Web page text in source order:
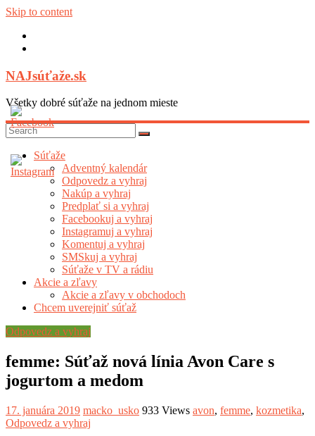
Skip to content
NAJsúťaže.sk
Všetky dobré súťaže na jednom mieste
Súťaže
Adventný kalendár
Odpovedz a vyhraj
Nakúp a vyhraj
Predplať si a vyhraj
Facebookuj a vyhraj
Instagramuj a vyhraj
Komentuj a vyhraj
SMSkuj a vyhraj
Súťaže v TV a rádiu
Akcie a zľavy
Akcie a zľavy v obchodoch
Chcem uverejniť súťaž
Odpovedz a vyhraj
femme: Súťaž nová línia Avon Care s
jogurtom a medom
17. januára 2019 macko_usko 933 Views avon, femme, kozmetika,
Odpovedz a vyhraj